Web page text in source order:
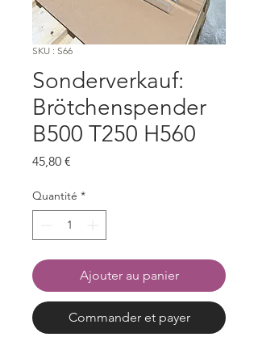
SKU : S66
Sonderverkauf:
Brötchenspender
B500 T250 H560
45,80 €
Quantité *
Ajouter au panier
Commander et payer